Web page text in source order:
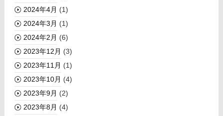
2024年4月 (1)
2024年3月 (1)
2024年2月 (6)
2023年12月 (3)
2023年11月 (1)
2023年10月 (4)
2023年9月 (2)
2023年8月 (4)